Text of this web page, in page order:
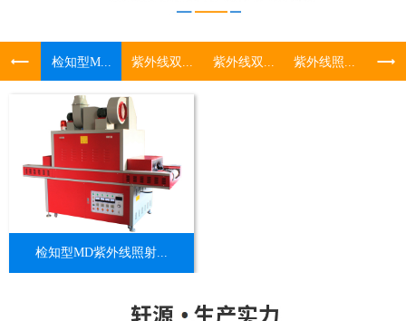
检知型M... 紫外线双... 紫外线双... 紫外线照... UV
检知型MD紫外线照射...